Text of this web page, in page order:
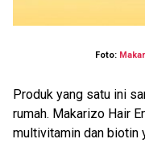
Foto:
Produk yang satu ini
rumah. Makarizo Hair
multivitamin dan biotin